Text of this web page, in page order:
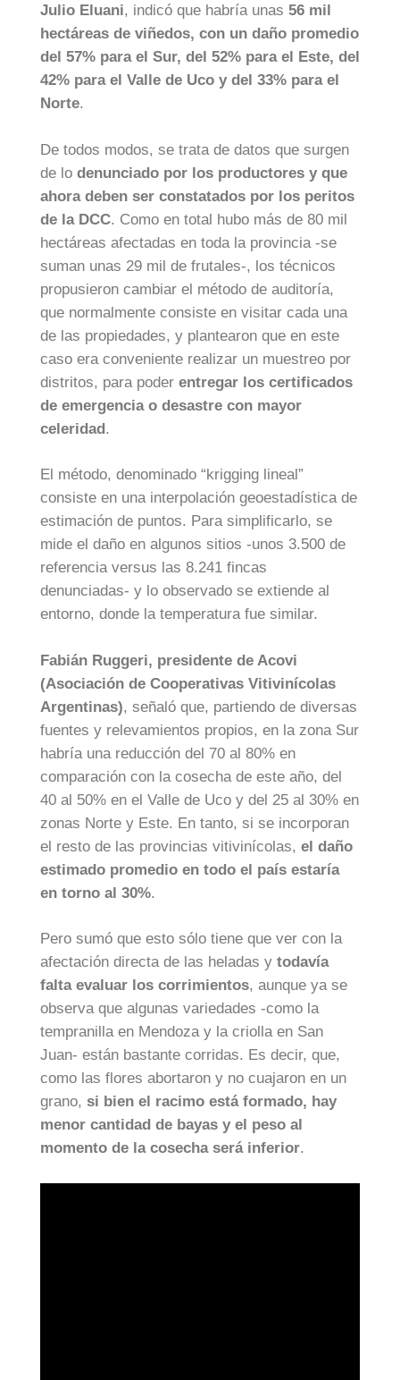
Julio Eluani, indicó que habría unas 56 mil
hectáreas de viñedos, con un daño promedio
del 57% para el Sur, del 52% para el Este, del
42% para el Valle de Uco y del 33% para el
Norte.
De todos modos, se trata de datos que surgen
de lo denunciado por los productores y que
ahora deben ser constatados por los peritos
de la DCC. Como en total hubo más de 80 mil
hectáreas afectadas en toda la provincia -se
suman unas 29 mil de frutales-, los técnicos
propusieron cambiar el método de auditoría,
que normalmente consiste en visitar cada una
de las propiedades, y plantearon que en este
caso era conveniente realizar un muestreo por
distritos, para poder entregar los certificados
de emergencia o desastre con mayor
celeridad.
El método, denominado “krigging lineal”
consiste en una interpolación geoestadística de
estimación de puntos. Para simplificarlo, se
mide el daño en algunos sitios -unos 3.500 de
referencia versus las 8.241 fincas
denunciadas- y lo observado se extiende al
entorno, donde la temperatura fue similar.
Fabián Ruggeri, presidente de Acovi
(Asociación de Cooperativas Vitivinícolas
Argentinas), señaló que, partiendo de diversas
fuentes y relevamientos propios, en la zona Sur
habría una reducción del 70 al 80% en
comparación con la cosecha de este año, del
40 al 50% en el Valle de Uco y del 25 al 30% en
zonas Norte y Este. En tanto, si se incorporan
el resto de las provincias vitivinícolas, el daño
estimado promedio en todo el país estaría
en torno al 30%.
Pero sumó que esto sólo tiene que ver con la
afectación directa de las heladas y todavía
falta evaluar los corrimientos, aunque ya se
observa que algunas variedades -como la
tempranilla en Mendoza y la criolla en San
Juan- están bastante corridas. Es decir, que,
como las flores abortaron y no cuajaron en un
grano, si bien el racimo está formado, hay
menor cantidad de bayas y el peso al
momento de la cosecha será inferior.